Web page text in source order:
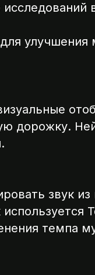
улучшения
дорожку.
звук
темпа